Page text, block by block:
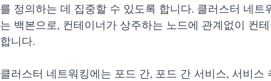
를 정의하는 데 집중할 수 있도록 합니다. 클러스터 네
는 백본으로, 컨테이너가 상주하는 노드에 관계없이 컨
합니다.
클러스터 네트워킹에는 포드 간, 포드 간 서비스, 서비스